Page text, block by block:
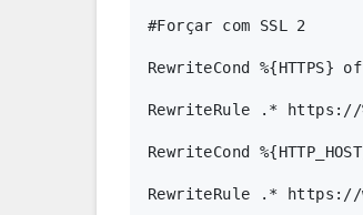
#Forçar com SSL 2
RewriteCond %{HTTPS}
RewriteRule .* https://
RewriteCond